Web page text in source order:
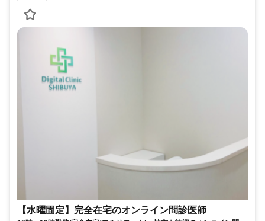
【水曜固定】完全在宅のオンライン問診医師